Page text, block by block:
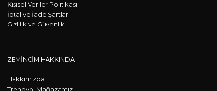
KişiseI Veriler Politikası
İptal ve İade Şartları
Gizlilik ve Güvenlik
ZEMİNCİM HAKKINDA
Hakkımızda
Trendyol Mağazamız